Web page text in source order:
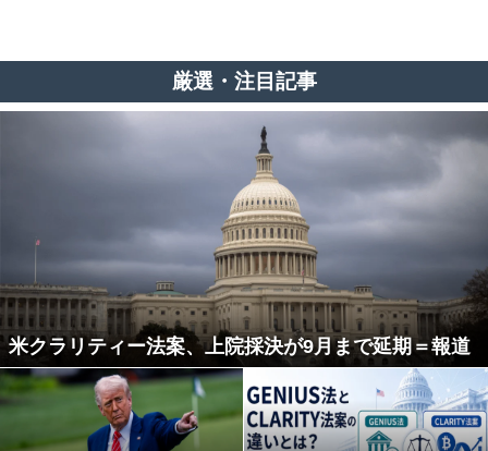
厳選・注目記事
米クラリティー法案、上院採決が9月まで延期＝報道